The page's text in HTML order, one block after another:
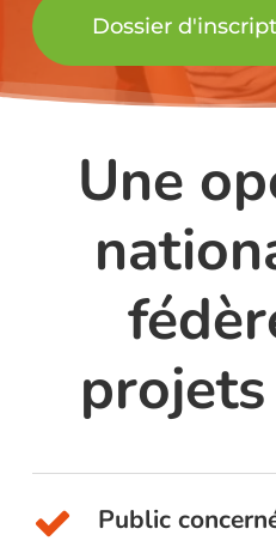
Dossier
Une
Public